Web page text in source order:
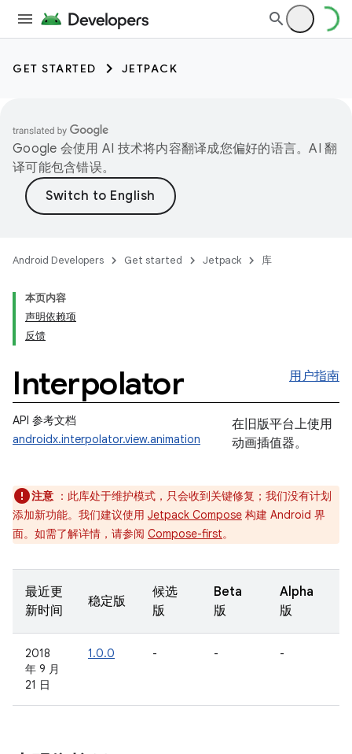
GET STARTED JETPACK
Google 会使用 AI 技术将内容翻译成您偏好的语言。AI 翻
译可能包含错误。
Android Developers Get started Jetpack 库
本页内容
声明依赖项
反馈
Interpolator 用户指南
API 参考文档
androidx.interpolator.view.animation
在旧版平台上使用
动画插值器。
注意 ：此库处于维护模式，只会收到关键修复；我们没有计划
添加新功能。我们建议使用 Jetpack Compose 构建 Android 界
面。如需了解详情，请参阅 Compose-first。
最近更
新时间
稳定版
候选
版
Beta
版
Alpha
版
2018
年 9 月
21 日
1.0.0 - - -